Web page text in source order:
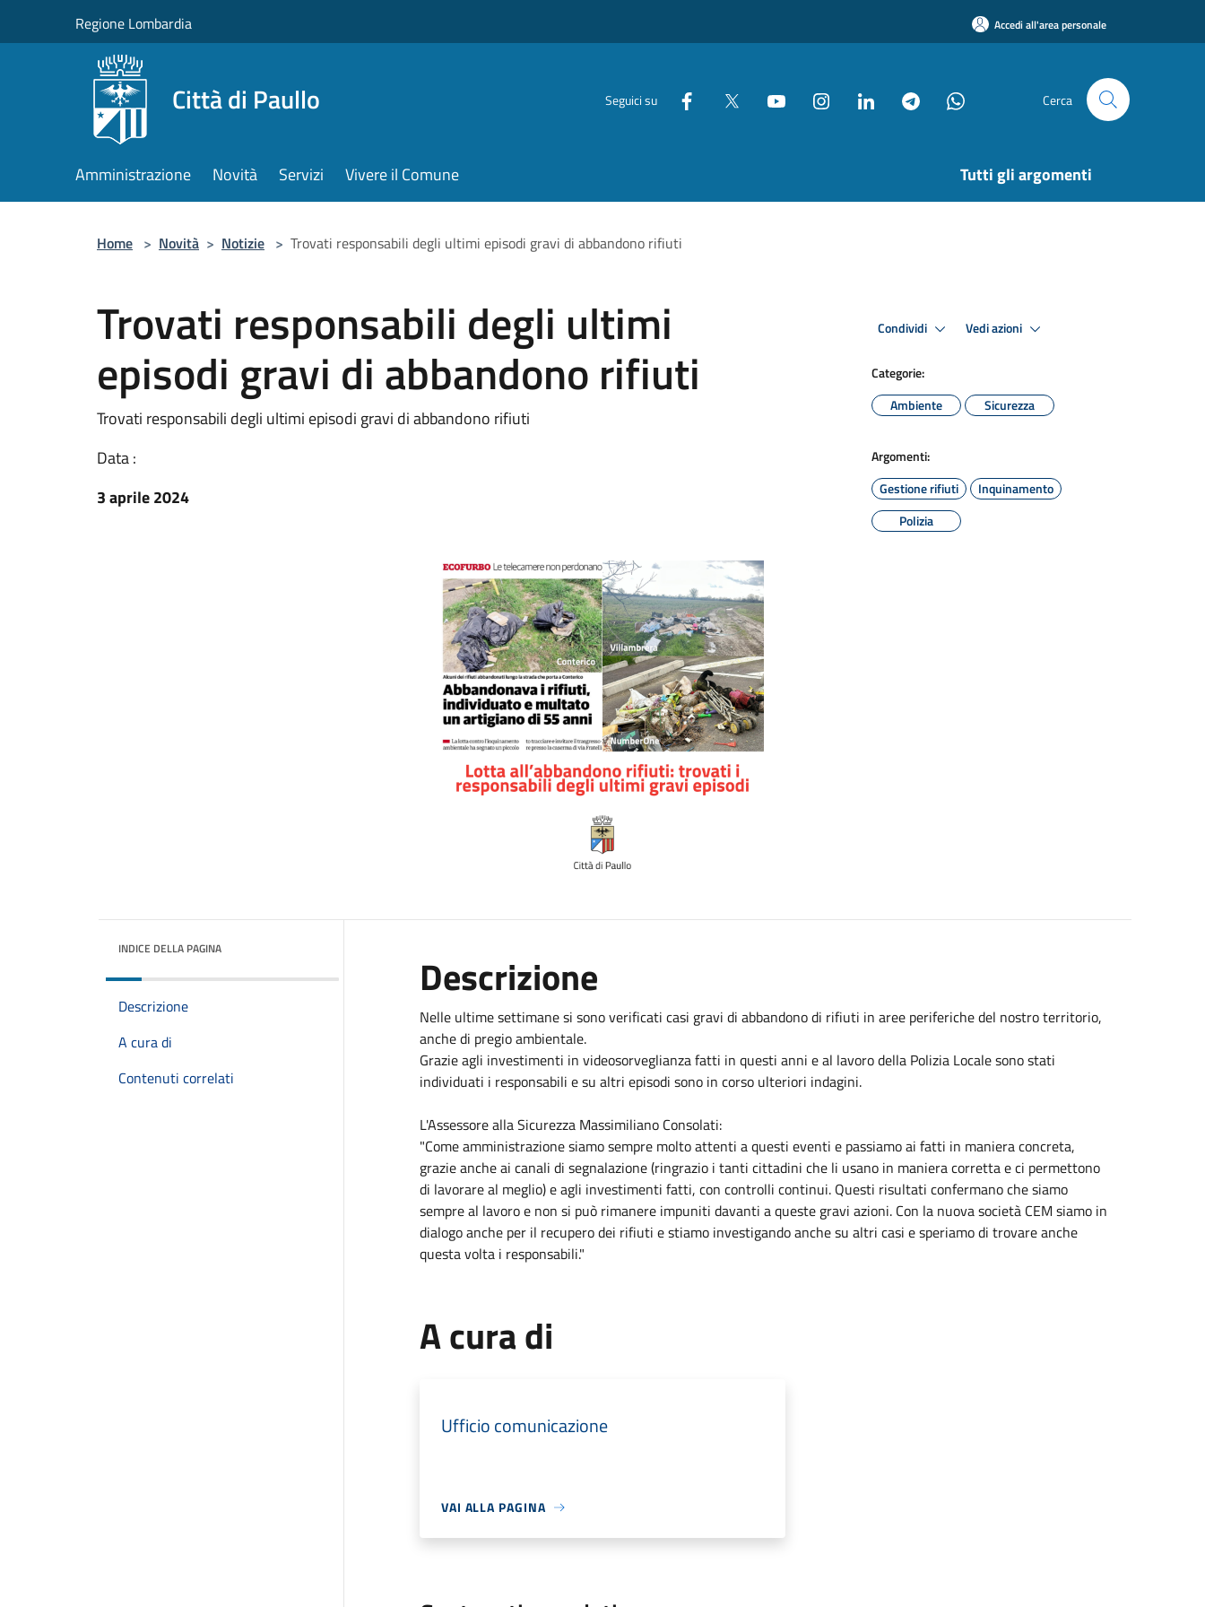
Regione Lombardia Accedi all'area personale
Città di Paullo Seguici su Cerca
Amministrazione Novità Servizi Vivere il Comune Tutti gli argomenti
Home > Novità > Notizie > Trovati responsabili degli ultimi episodi gravi di abbandono rifiuti
Trovati responsabili degli ultimi
episodi gravi di abbandono rifiuti
Trovati responsabili degli ultimi episodi gravi di abbandono rifiuti
Data :
3 aprile 2024
Condividi Vedi azioni
Categorie:
Ambiente
Sicurezza
Argomenti:
Gestione rifiuti
Inquinamento
Polizia
INDICE DELLA PAGINA
Descrizione
A cura di
Contenuti correlati
Descrizione
Nelle ultime settimane si sono verificati casi gravi di abbandono di rifiuti in aree periferiche del nostro territorio,
anche di pregio ambientale.
Grazie agli investimenti in videosorveglianza fatti in questi anni e al lavoro della Polizia Locale sono stati
individuati i responsabili e su altri episodi sono in corso ulteriori indagini.
L'Assessore alla Sicurezza Massimiliano Consolati:
"Come amministrazione siamo sempre molto attenti a questi eventi e passiamo ai fatti in maniera concreta,
grazie anche ai canali di segnalazione (ringrazio i tanti cittadini che li usano in maniera corretta e ci permettono
di lavorare al meglio) e agli investimenti fatti, con controlli continui. Questi risultati confermano che siamo
sempre al lavoro e non si può rimanere impuniti davanti a queste gravi azioni. Con la nuova società CEM siamo in
dialogo anche per il recupero dei rifiuti e stiamo investigando anche su altri casi e speriamo di trovare anche
questa volta i responsabili."
A cura di
Ufficio comunicazione
VAI ALLA PAGINA